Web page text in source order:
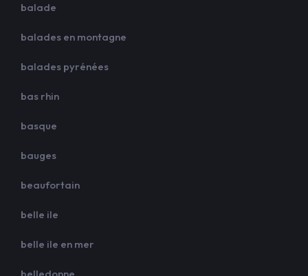
balade
balades en montagne
balades pyrénées
bas rhin
basque
bauges
beaufortain
belle ile
belle ile en mer